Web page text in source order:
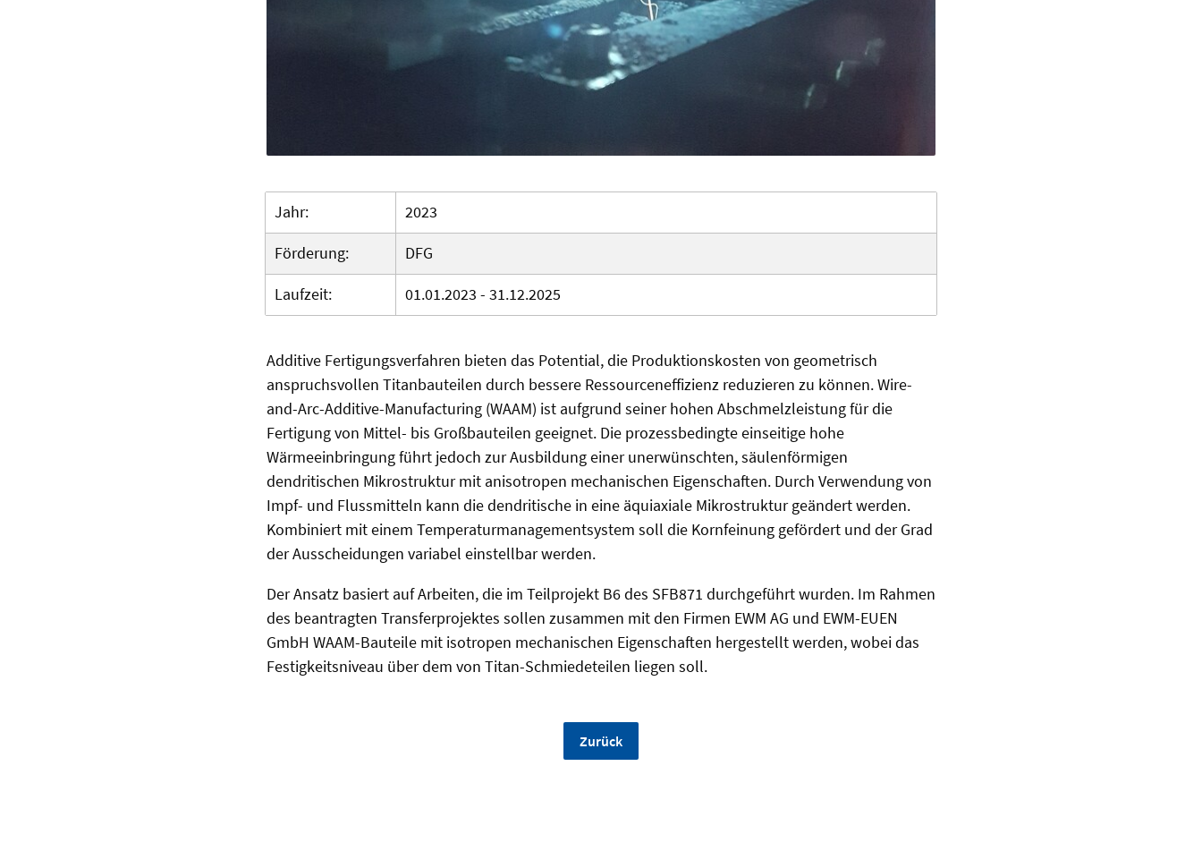
Jahr:
2023
Förderung:
DFG
Laufzeit:
01.01.2023 - 31.12.2025
Additive Fertigungsverfahren bieten das Potential, die Produktionskosten von geometrisch
anspruchsvollen Titanbauteilen durch bessere Ressourceneffizienz reduzieren zu können. Wire-
and-Arc-Additive-Manufacturing (WAAM) ist aufgrund seiner hohen Abschmelzleistung für die
Fertigung von Mittel- bis Großbauteilen geeignet. Die prozessbedingte einseitige hohe
Wärmeeinbringung führt jedoch zur Ausbildung einer unerwünschten, säulenförmigen
dendritischen Mikrostruktur mit anisotropen mechanischen Eigenschaften. Durch Verwendung von
Impf- und Flussmitteln kann die dendritische in eine äquiaxiale Mikrostruktur geändert werden.
Kombiniert mit einem Temperaturmanagementsystem soll die Kornfeinung gefördert und der Grad
der Ausscheidungen variabel einstellbar werden.
Der Ansatz basiert auf Arbeiten, die im Teilprojekt B6 des SFB871 durchgeführt wurden. Im Rahmen
des beantragten Transferprojektes sollen zusammen mit den Firmen EWM AG und EWM-EUEN
GmbH WAAM-Bauteile mit isotropen mechanischen Eigenschaften hergestellt werden, wobei das
Festigkeitsniveau über dem von Titan-Schmiedeteilen liegen soll.
Zurück